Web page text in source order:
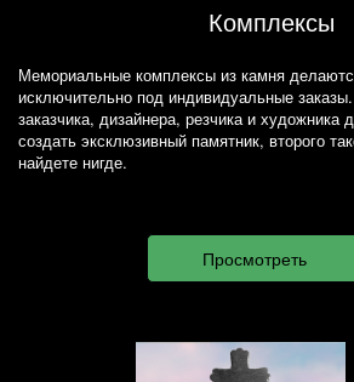
Комплексы
Мемориальные комплексы из камня
исключительно под индивидуальные
заказчика, дизайнера, резчика и художника
создать эксклюзивный памятник, второго
найдете нигде.